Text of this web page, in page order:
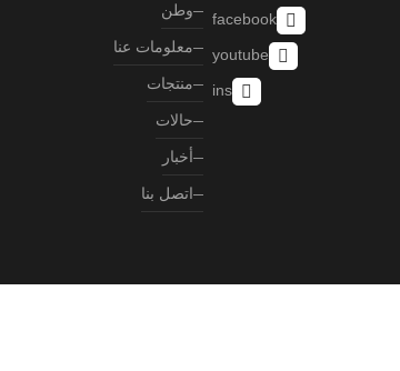
وطن
معلومات عنا
منتجات
حالات
أخبار
اتصل بنا
facebook
youtube
ins